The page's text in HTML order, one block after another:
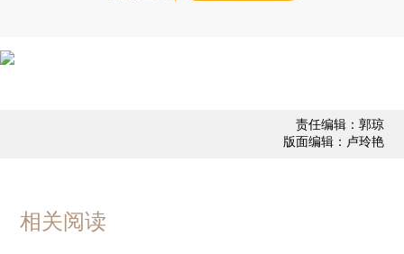
责任编辑：郭琼
版面编辑：卢玲艳
相关阅读